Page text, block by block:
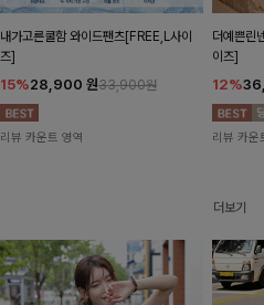
내가고른쿨함 와이드팬츠[FREE,L사이
즈]
15%28,900 원33,900원
리뷰 카운트 영역
더예쁜린
이즈]
12%
리뷰 카운
더보기